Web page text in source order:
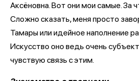
Аксёновна. Вот они мои самые. За
Сложно сказать, меня просто
Тамары или идейное наполнение
Искусство оно ведь очень
чувствую связь с этим.